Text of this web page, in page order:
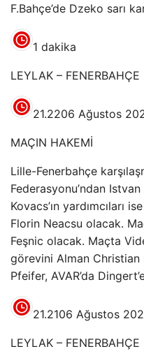
F.Bahçe’de Dzeko sarı
1 dakika
LEYLAK – FENERBAHÇE
21.2206 Ağustos
MAÇIN HAKEMİ
Lille-Fenerbahçe
Federasyonu’ndan
Kovacs’ın yardımcıları
Florin Neacsu olacak.
Feşnic olacak. Maçta
görevini Alman
Pfeifer, AVAR’da
21.2106 Ağustos
LEYLAK – FENERBAHÇE